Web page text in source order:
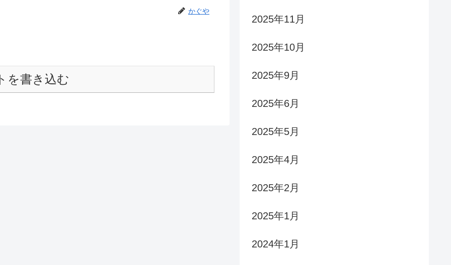
かぐや
を書き込む
2025年11月
2025年10月
2025年9月
2025年6月
2025年5月
2025年4月
2025年2月
2025年1月
2024年1月